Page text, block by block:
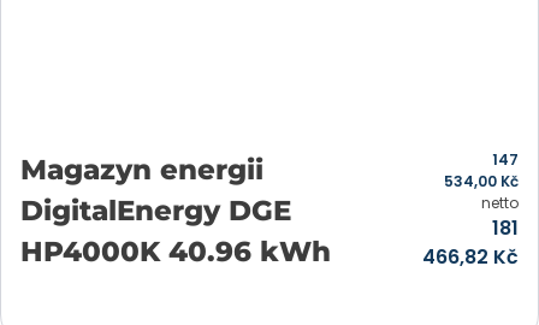
Magazyn energii
DigitalEnergy DGE
HP4000K 40.96 kWh
181
466,82 Kč
147
534,00 Kč
netto